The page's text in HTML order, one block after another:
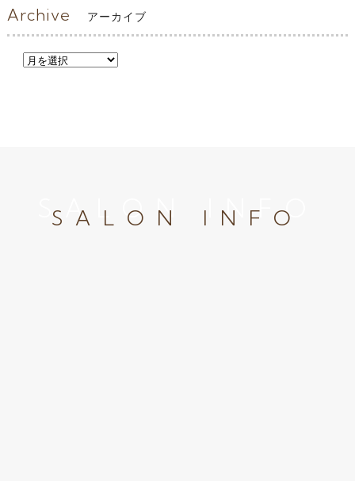
Archive アーカイブ
SALON INFO
SALON INFO